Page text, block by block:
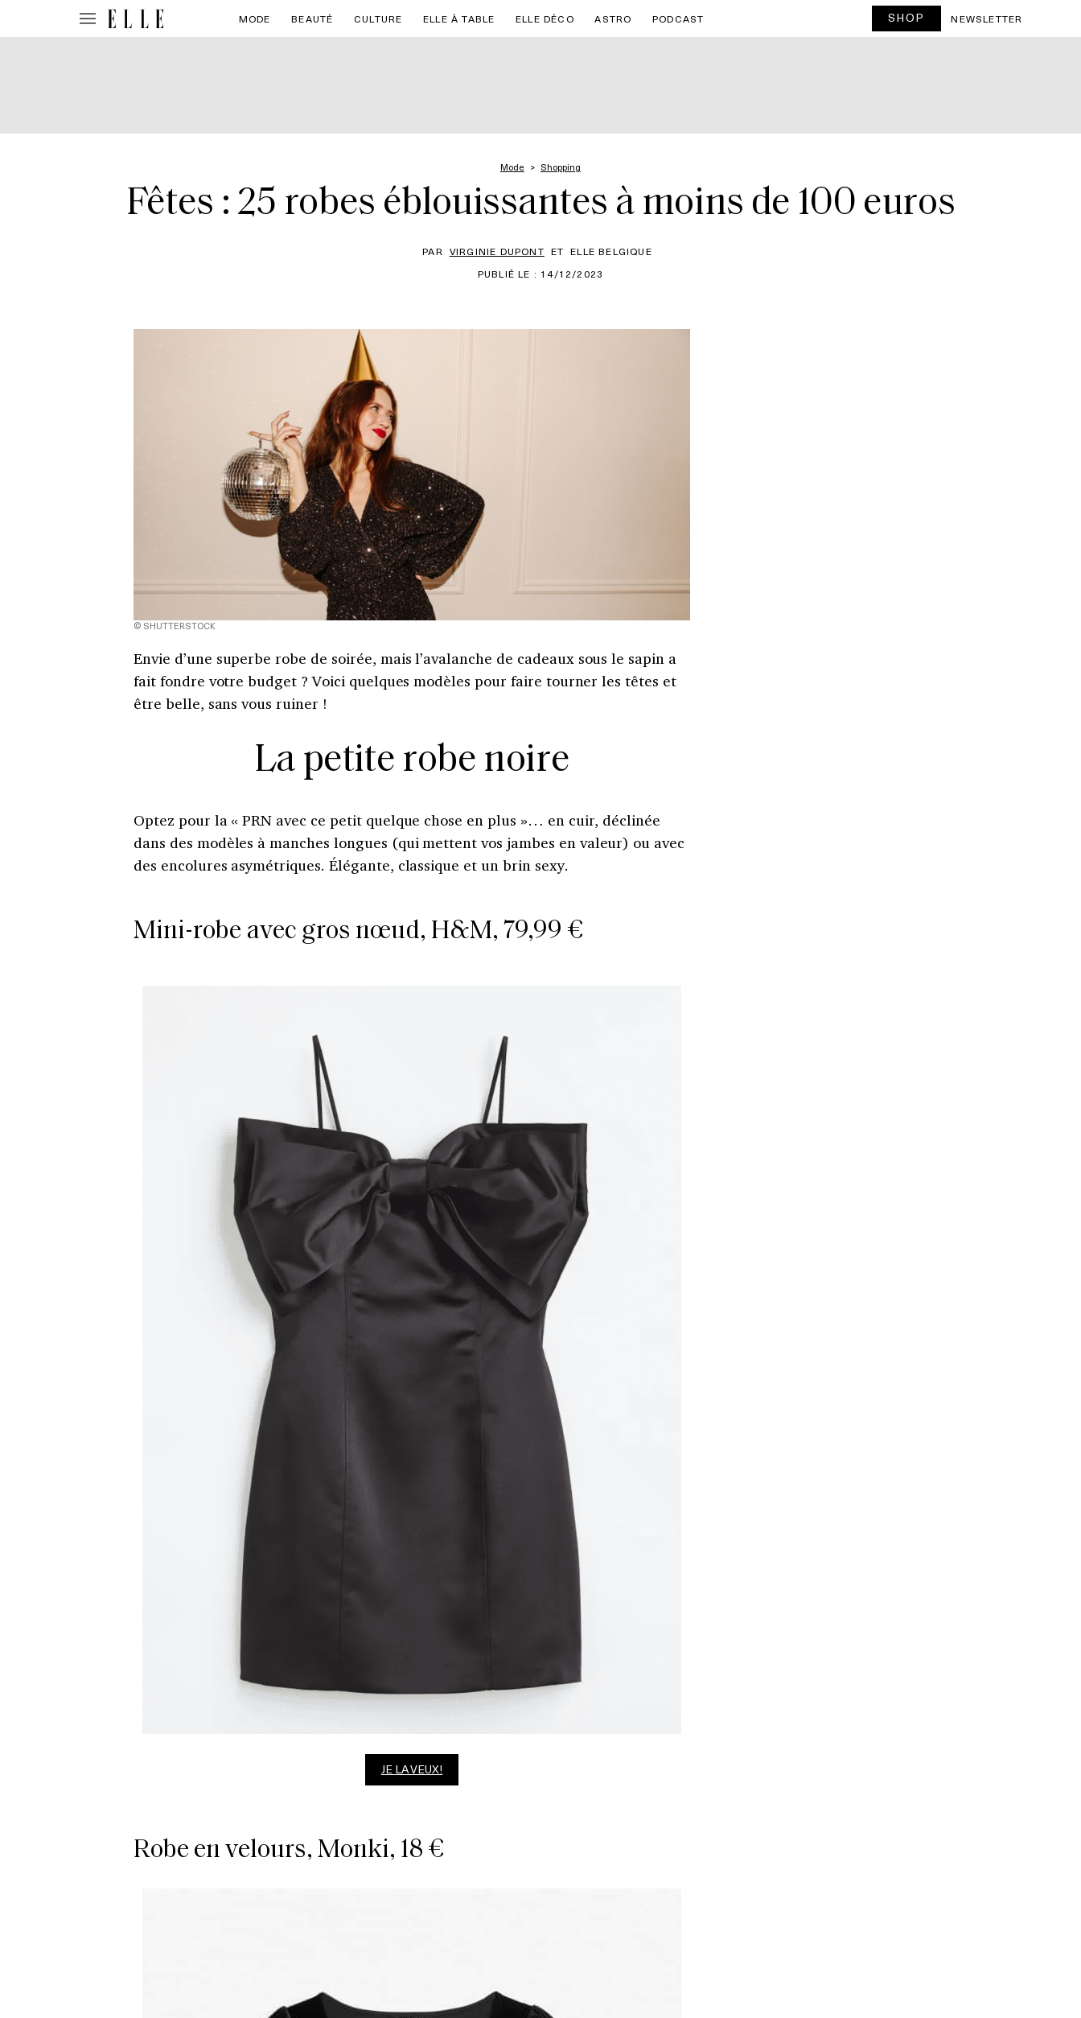
MODE BEAUTÉ CULTURE ELLE À TABLE ELLE DÉCO ASTRO PODCAST SHOP NEWSLETTER
Mode Shopping
Fêtes : 25 robes éblouissantes à moins de 100 euros
PAR VIRGINIE DUPONT ET ELLE BELGIQUE
PUBLIÉ LE : 14/12/2023
© SHUTTERSTOCK
Envie d’une superbe robe de soirée, mais l’avalanche de cadeaux sous le sapin a
fait fondre votre budget ? Voici quelques modèles pour faire tourner les têtes et
être belle, sans vous ruiner !
La petite robe noire
Optez pour la « PRN avec ce petit quelque chose en plus »… en cuir, déclinée
dans des modèles à manches longues (qui mettent vos jambes en valeur) ou avec
des encolures asymétriques. Élégante, classique et un brin sexy.
Mini-robe avec gros nœud, H&M, 79,99 €
JE LA VEUX!
Robe en velours, Monki, 18 €